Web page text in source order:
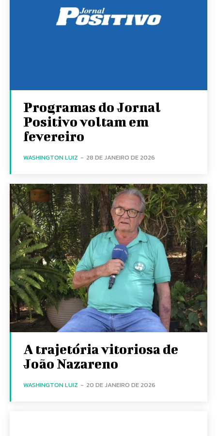
Programas do Jornal
Positivo voltam em
fevereiro
WASHINGTON LUIZ - 28 DE JANEIRO DE 2026
A trajetória vitoriosa de
João Nazareno
WASHINGTON LUIZ - 20 DE JANEIRO DE 2026